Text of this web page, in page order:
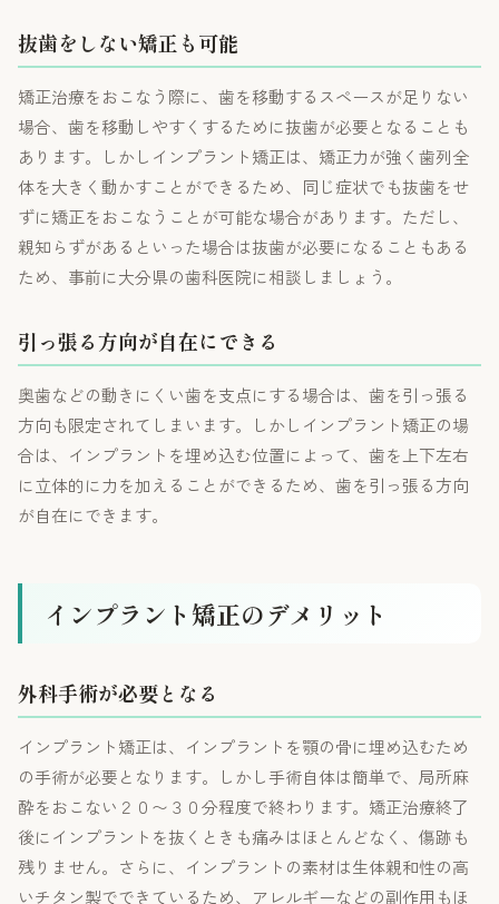
抜歯をしない矯正も可能
矯正治療をおこなう際に、歯を移動するスペースが足りない
場合、歯を移動しやすくするために抜歯が必要となることも
あります。しかしインプラント矯正は、矯正力が強く歯列全
体を大きく動かすことができるため、同じ症状でも抜歯をせ
ずに矯正をおこなうことが可能な場合があります。ただし、
親知らずがあるといった場合は抜歯が必要になることもある
ため、事前に大分県の歯科医院に相談しましょう。
引っ張る方向が自在にできる
奥歯などの動きにくい歯を支点にする場合は、歯を引っ張る
方向も限定されてしまいます。しかしインプラント矯正の場
合は、インプラントを埋め込む位置によって、歯を上下左右
に立体的に力を加えることができるため、歯を引っ張る方向
が自在にできます。
インプラント矯正のデメリット
外科手術が必要となる
インプラント矯正は、インプラントを顎の骨に埋め込むため
の手術が必要となります。しかし手術自体は簡単で、局所麻
酔をおこない２０〜３０分程度で終わります。矯正治療終了
後にインプラントを抜くときも痛みはほとんどなく、傷跡も
残りません。さらに、インプラントの素材は生体親和性の高
いチタン製でできているため、アレルギーなどの副作用もほ